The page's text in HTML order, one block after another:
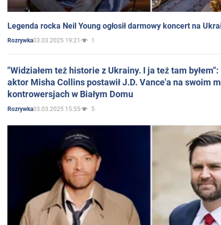
Legenda rocka Neil Young ogłosił darmowy koncert na
Rozrywka03.03.2025 19:21 1
"Widziałem też historie z Ukrainy. I ja też tam
aktor Misha Collins postawił J.D. Vance'a na swoim
kontrowersjach w Białym Domu
Rozrywka03.03.2025 15:55 5